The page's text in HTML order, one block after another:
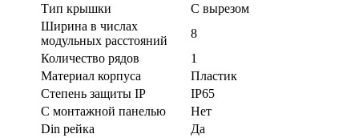
Тип крышки
С вырезом
Ширина в числах
модульных расстояний
8
Количество рядов
1
Материал корпуса
Пластик
Степень защиты IP
IP65
С монтажной панелью
Нет
Din рейка
Да